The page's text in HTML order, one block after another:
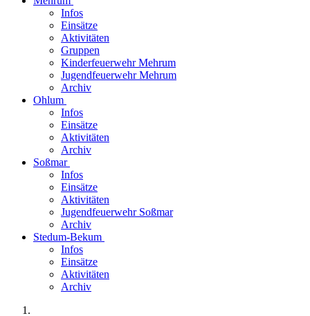
Infos
Einsätze
Aktivitäten
Gruppen
Kinderfeuerwehr Mehrum
Jugendfeuerwehr Mehrum
Archiv
Ohlum
Infos
Einsätze
Aktivitäten
Archiv
Soßmar
Infos
Einsätze
Aktivitäten
Jugendfeuerwehr Soßmar
Archiv
Stedum-Bekum
Infos
Einsätze
Aktivitäten
Archiv